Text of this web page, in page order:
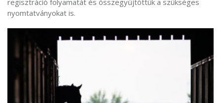
regisztráció folyamatát és összegyűjtöttük a szükséges
nyomtatványokat is.